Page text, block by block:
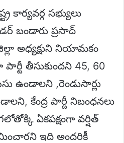
కార్యవర్గ సభ్యులు
బండారు ప్రసాద్
అధ్యక్షుని నియామకం
తీసుకుందని 45, 60
ఉండాలని ,రెండుసార్లు
కేంద్ర పార్టీ నిబంధనలు
ఏకపక్షంగా వర్షిత్
ఇది అందరికీ